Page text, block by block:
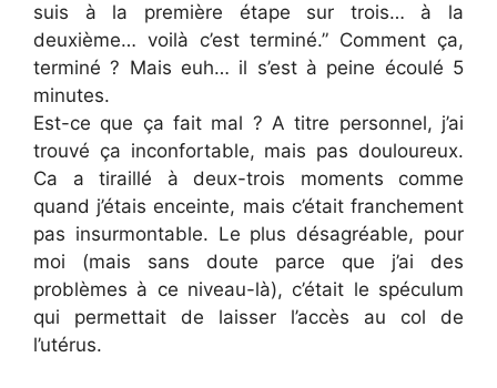
suis à la première étape sur trois… à la
deuxième… voilà c’est terminé.” Comment ça,
terminé ? Mais euh… il s’est à peine écoulé 5
minutes.
Est-ce que ça fait mal ? A titre personnel, j’ai
trouvé ça inconfortable, mais pas douloureux.
Ca a tiraillé à deux-trois moments comme
quand j’étais enceinte, mais c’était franchement
pas insurmontable. Le plus désagréable, pour
moi (mais sans doute parce que j’ai des
problèmes à ce niveau-là), c’était le spéculum
qui permettait de laisser l’accès au col de
l’utérus.